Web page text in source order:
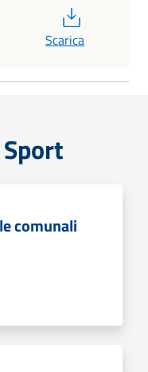
Scarica
comunali